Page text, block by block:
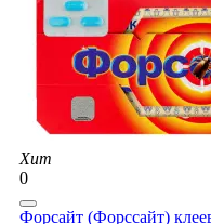
Хит
0
Форсайт (Форссайт)